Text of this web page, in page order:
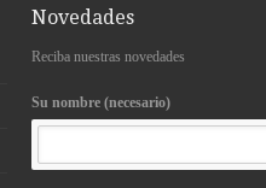
Novedades
Reciba nuestras novedades
Su nombre (necesario)